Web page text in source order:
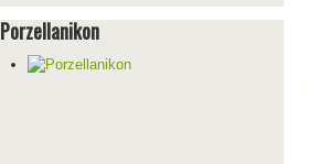
Porzellanikon